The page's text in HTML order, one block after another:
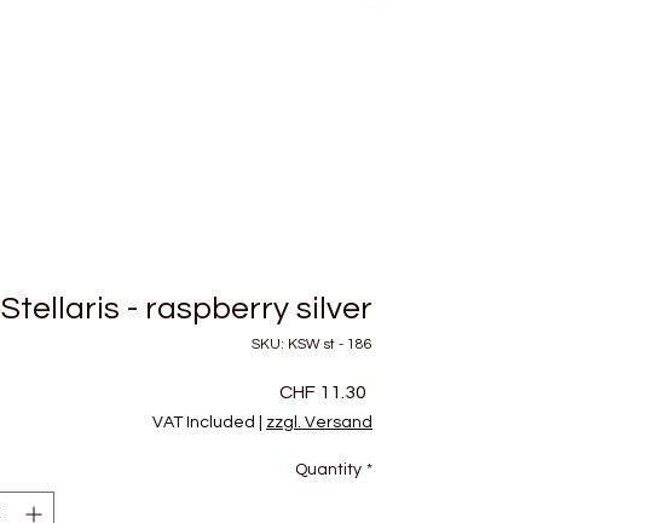
Stellaris - raspberry silver
SKU: KSW st - 186
CHF 11.30
VAT Included zzgl. Versand
Quantity *